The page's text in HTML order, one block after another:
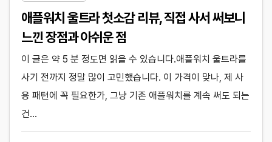
애플워치 울트라 첫소감 리뷰, 직접 사서 써보니
느낀 장점과 아쉬운 점
이 글은 약 5 분 정도면 읽을 수 있습니다.애플워치 울트라를
사기 전까지 정말 많이 고민했습니다. 이 가격이 맞나, 제 사
용 패턴에 꼭 필요한가, 그냥 기존 애플워치를 계속 써도 되는
건…